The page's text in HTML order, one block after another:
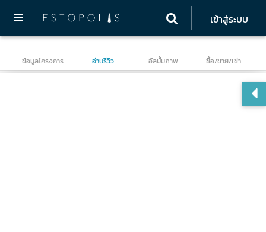
เข้าสู่ระบบ
ข้อมูลโครงการ อ่านรีวิว อัลบั้มภาพ ซื้อ/ขาย/เช่า
แ